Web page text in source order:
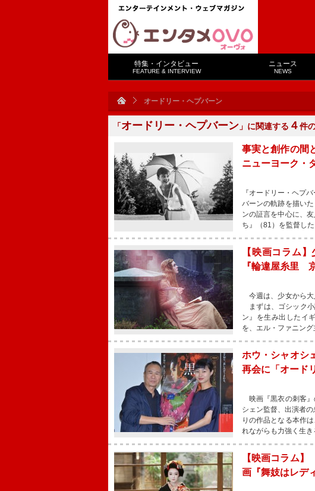
特集・インタビュー
FEATURE & INTERVIEW
ニュース
NEWS
オードリー・ヘプバーン
「オードリー・ヘプバーン 」に関連する ４件
事実と創作の間
ニューヨーク・
『オードリー・ヘプ
バーンの軌跡を描い
ンの証言を中心に、
ち』（81）を監督し
【映画コラム
『輪違屋糸里
今週は、少女から大
まずは、ゴシック小
ン』を生み出したイ
を、エル・ファニング
ホウ・シャオシ
再会に「オード
映画『黒衣の刺客』
シェン監督、出演者
りの作品となる本作
れながらも力強く生き
【映画コラム
画『舞妓はレデ